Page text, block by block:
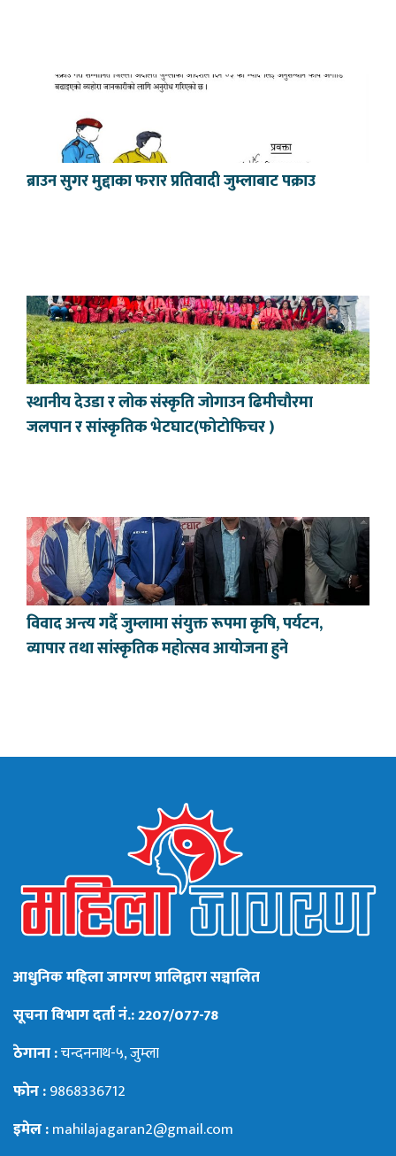
ब्राउन सुगर मुद्दाका फरार प्रतिवादी जुम्लाबाट पक्राउ
स्थानीय देउडा र लोक संस्कृति जोगाउन ढिमीचौरमा
जलपान र सांस्कृतिक भेटघाट(फोटोफिचर )
विवाद अन्त्य गर्दै जुम्लामा संयुक्त रूपमा कृषि, पर्यटन,
व्यापार तथा सांस्कृतिक महोत्सव आयोजना हुने
आधुनिक महिला जागरण प्रालिद्वारा सञ्चालित
सूचना विभाग दर्ता नं.: 2207/077-78
ठेगाना :चन्दननाथ-५, जुम्ला
फोन :9868336712
इमेल :mahilajagaran2@gmail.com